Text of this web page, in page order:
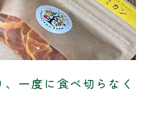
一度に食べ切らなく